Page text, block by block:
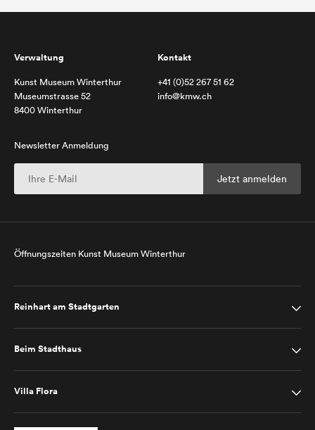
Verwaltung
Kunst Museum Winterthur
Museumstrasse 52
8400 Winterthur
Kontakt
+41 (0)52 267 51 62
info@kmw.ch
Newsletter Anmeldung
Öffnungszeiten Kunst Museum Winterthur
Reinhart am Stadtgarten
Beim Stadthaus
Villa Flora